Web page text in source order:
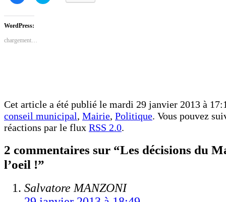
partager
Facebook(ouvre
dans
une
fenêtre)
WordPress:
chargement…
Cet article a été publié le mardi 29 janvier 2013 à
conseil municipal, Mairie, Politique. Vous pouvez
réactions par le flux RSS 2.0.
2 commentaires sur “Les décisions du
l’oeil !”
Salvatore MANZONI